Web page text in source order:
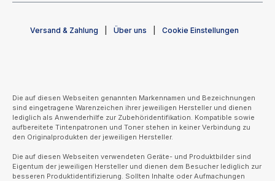
Versand & Zahlung Über uns Cookie Einstellungen
Die auf diesen Webseiten genannten Markennamen und Bezeichnungen
sind eingetragene Warenzeichen ihrer jeweiligen Hersteller und dienen
lediglich als Anwenderhilfe zur Zubehöridentifikation. Kompatible sowie
aufbereitete Tintenpatronen und Toner stehen in keiner Verbindung zu
den Originalprodukten der jeweiligen Hersteller.
Die auf diesen Webseiten verwendeten Geräte- und Produktbilder sind
Eigentum der jeweiligen Hersteller und dienen dem Besucher lediglich zur
besseren Produktidentifizierung. Sollten Inhalte oder Aufmachungen